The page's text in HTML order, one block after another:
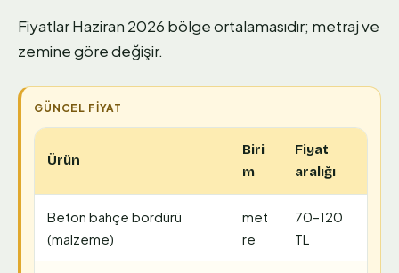
Fiyatlar Haziran 2026 bölge ortalamasıdır; metraj ve
zemine göre değişir.
Ürün
Biri
m
Fiyat
aralığı
Beton bahçe bordürü
(malzeme)
met
re
70–120
TL